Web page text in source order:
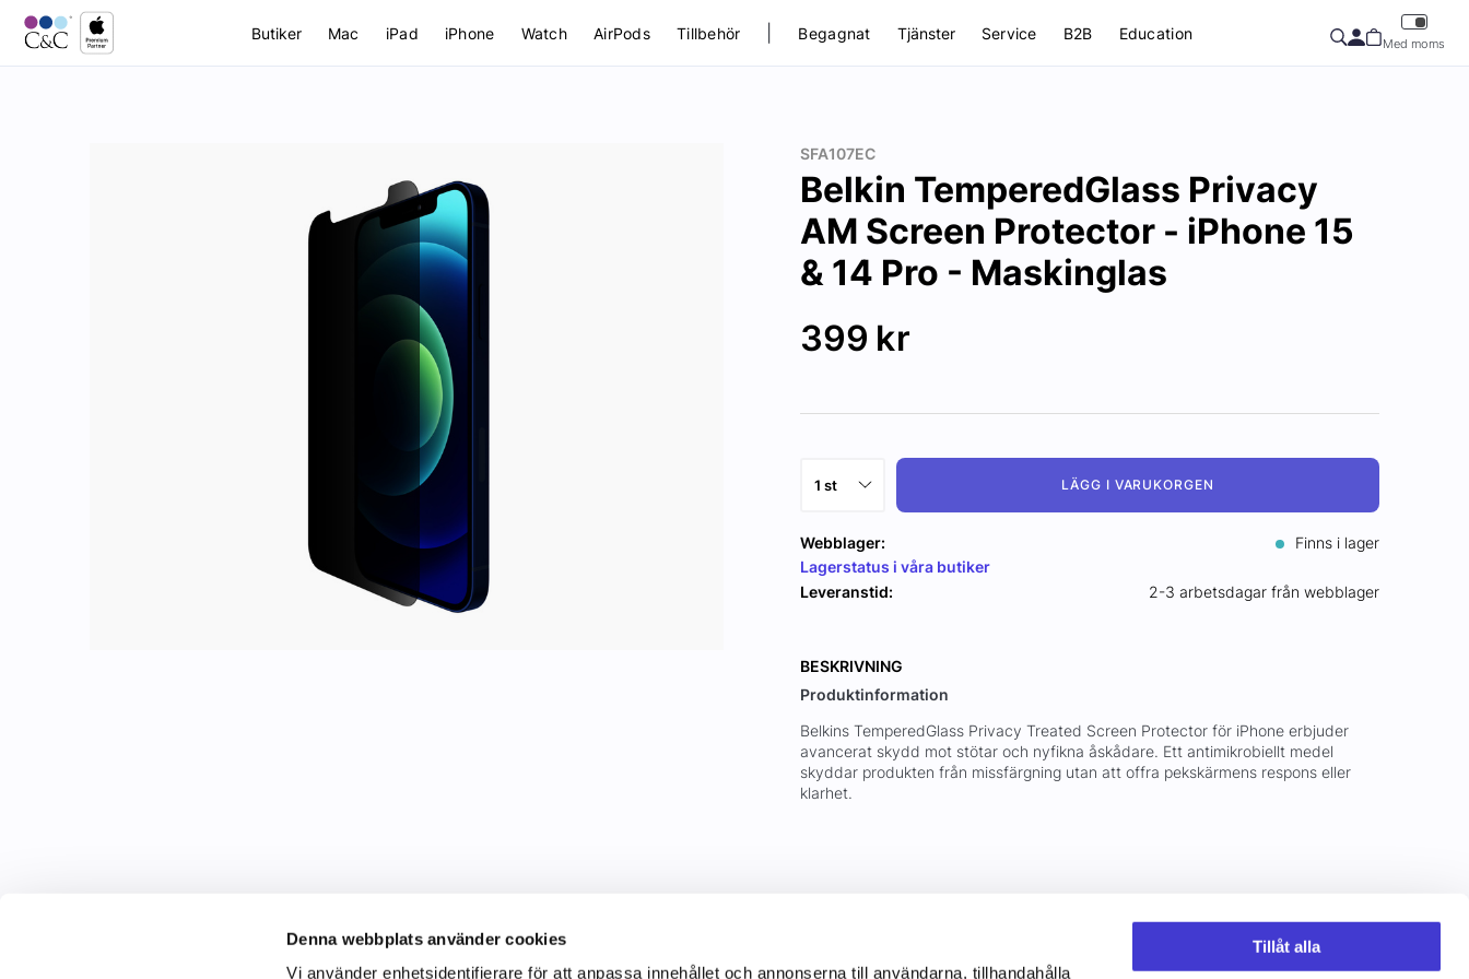
Denna webbplats använder cookies
Vi använder enhetsidentifierare för att anpassa innehållet och annonserna till användarna, tillhandahålla
Tillåt alla
Butiker Mac iPad iPhone Watch AirPods Tillbehör Begagnat Tjänster Service B2B Education
Med moms
SFA107EC
Belkin TemperedGlass Privacy
AM Screen Protector - iPhone 15
& 14 Pro - Maskinglas
399 kr
LÄGG I VARUKORGEN
Webblager:
Finns i lager
Lagerstatus i våra butiker
Leveranstid:
2-3 arbetsdagar från webblager
BESKRIVNING
Produktinformation
Belkins TemperedGlass Privacy Treated Screen Protector för iPhone erbjuder
avancerat skydd mot stötar och nyfikna åskådare. Ett antimikrobiellt medel
skyddar produkten från missfärgning utan att offra pekskärmens respons eller
klarhet.